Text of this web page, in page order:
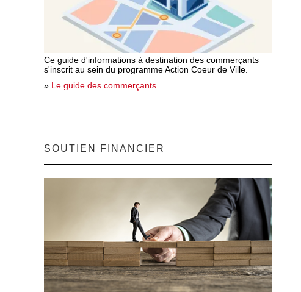
Ce guide d'informations à destination des commerçants
s'inscrit au sein du programme Action Coeur de Ville.
» Le guide des commerçants
SOUTIEN FINANCIER